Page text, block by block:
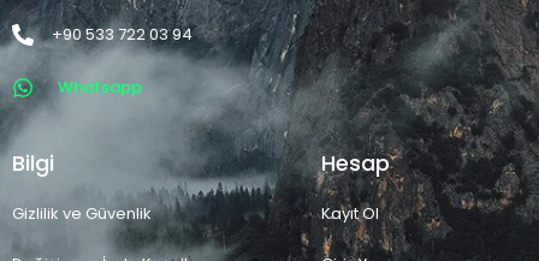
+90 533 722 03 94
Whatsapp
Bilgi
Gizlilik ve Güvenlik
Hesap
Kayıt Ol